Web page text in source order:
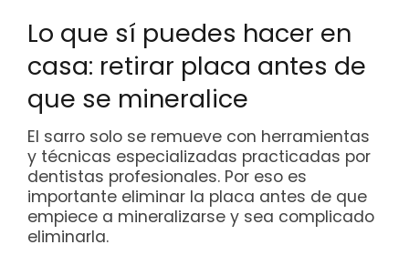
Lo que sí puedes hacer en
casa: retirar placa antes de
que se mineralice
El sarro solo se remueve con herramientas
y técnicas especializadas practicadas por
dentistas profesionales. Por eso es
importante eliminar la placa antes de que
empiece a mineralizarse y sea complicado
eliminarla.